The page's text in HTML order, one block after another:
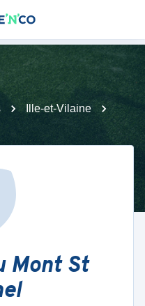
Ille-et-Vilaine
Mont St